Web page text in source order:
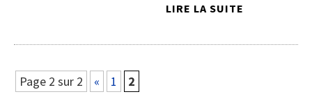
LIRE LA SUITE
Page 2 sur 2 « 1 2